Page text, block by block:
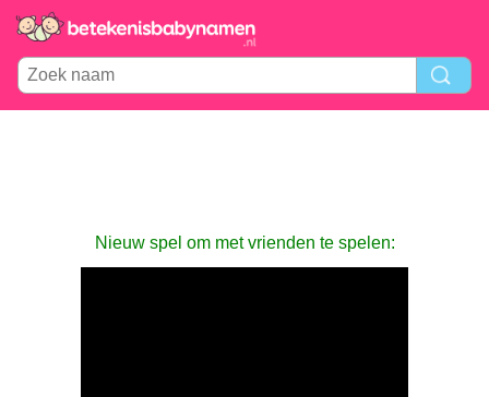
Nieuw spel om met vrienden te spelen: